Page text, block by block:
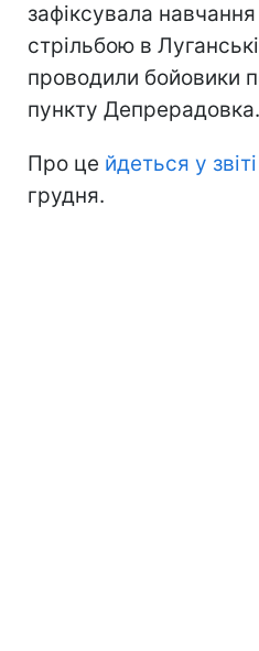
зафіксувала
стрільбою в
проводили бойовики
пункту Депрерадовка.
Про це йдеться у
грудня.